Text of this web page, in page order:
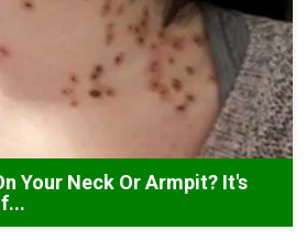
Your Neck Or Armpit? It's